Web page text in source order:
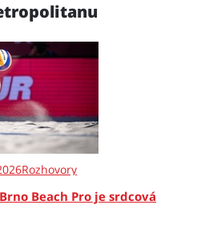
Rozhovory
Beach Pro je srdcová